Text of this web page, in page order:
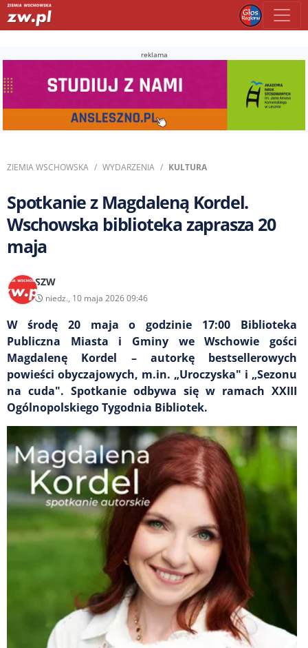
reklama
ZIEMIA WSCHOWSKA WYDARZENIA KULTURA
Spotkanie z Magdaleną Kordel.
Wschowska biblioteka zaprasza 20
maja
SZW
niedz., 10 maja 2026 09:46
W środę 20 maja o godzinie 17:00 Biblioteka
Publiczna Miasta i Gminy we Wschowie gości
Magdalenę Kordel – autorkę bestsellerowych
powieści obyczajowych, m.in. „Uroczyska" i „Sezonu
na cuda". Spotkanie odbywa się w ramach XXIII
Ogólnopolskiego Tygodnia Bibliotek.